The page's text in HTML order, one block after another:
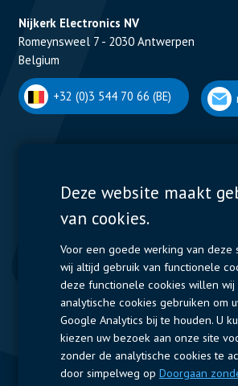
Nijkerk Electronics NV
Romeynsweel 7 - 2030 Antwerpen
Belgium
+32 (0)3 544 70 66 (BE)
Display Solutions
Displays
Snelle toegang
Deze website maakt
van cookies.
Voor een goede werking van deze
wij altijd gebruik van functionele
deze functionele cookies willen wij
analytische cookies gebruiken om
Google Analytics bij te houden. U
kiezen uw bezoek aan onze site
zonder de analytische cookies te
door simpelweg op Doorgaan